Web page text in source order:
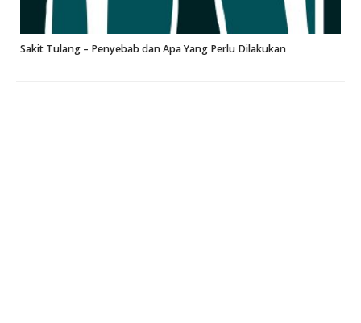
Sakit Tulang – Penyebab dan Apa Yang Perlu Dilakukan